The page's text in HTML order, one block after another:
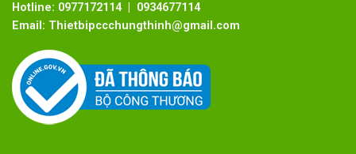
Hotline: 0977172114 | 0934677114
Email: Thietbipccchungthinh@gmail.com